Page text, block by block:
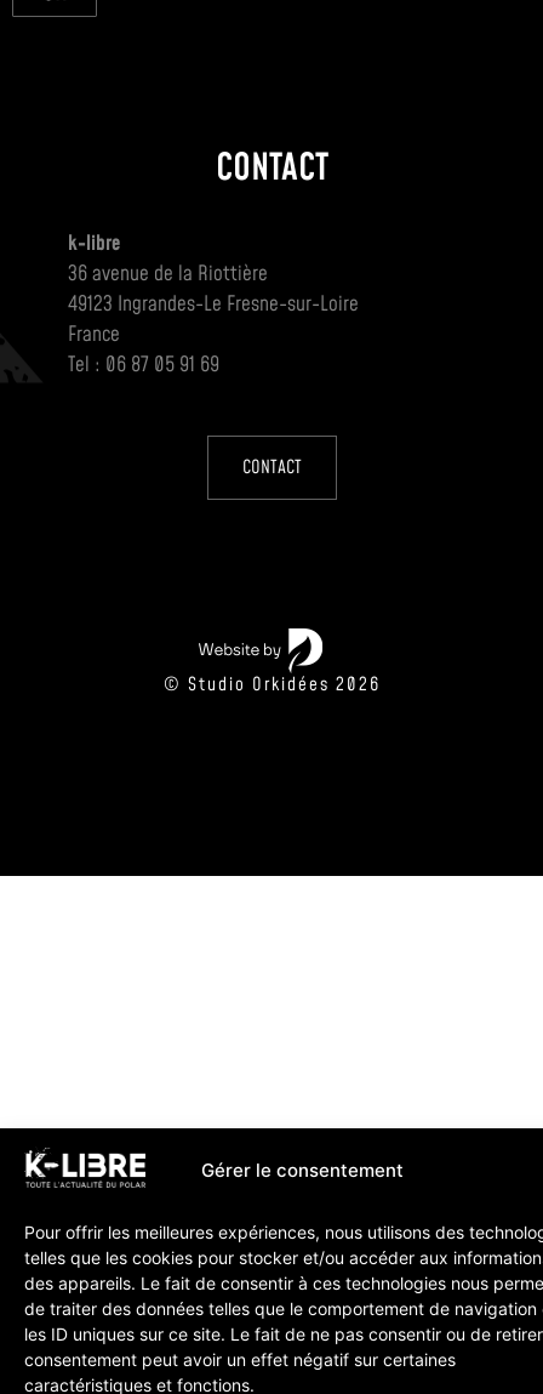
Gérer le consentement
Pour offrir les meilleures expériences, nous utilisons des
telles que les cookies pour stocker et/ou accéder aux
des appareils. Le fait de consentir à ces technologies nous
de traiter des données telles que le comportement de navigation
les ID uniques sur ce site. Le fait de ne pas consentir ou de
consentement peut avoir un effet négatif sur certaines
caractéristiques et fonctions.
CONTACT
k-libre
36 avenue de la Riottière
49123 Ingrandes-Le Fresne-sur-Loire
France
Tel : 06 87 05 91 69
CONTACT
© Studio Orkidées 2026